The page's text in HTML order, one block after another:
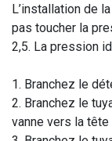
L’installation de
pas toucher la
2,5. La pression
1. Branchez le
2. Branchez le
vanne vers la tête